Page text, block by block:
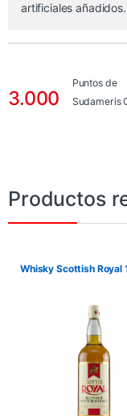
artificiales añadidos.
3.000
Puntos de
Sudameris
Productos
Whisky Scottish Royal